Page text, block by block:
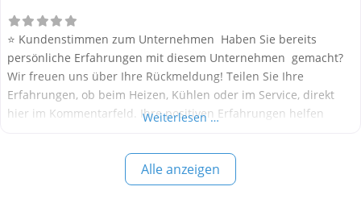
⭐ Kundenstimmen zum Unternehmen Haben Sie bereits
persönliche Erfahrungen mit diesem Unternehmen gemacht?
Wir freuen uns über Ihre Rückmeldung! Teilen Sie Ihre
Erfahrungen, ob beim Heizen, Kühlen oder im Service, direkt
hier im Kommentarfeld. Ihre positiven Erfahrungen helfen
eine kritische Meinung äußern, so geben Sie diese bitte mit
konkreten Details an und bleiben
Weiterlesen …
Alle anzeigen